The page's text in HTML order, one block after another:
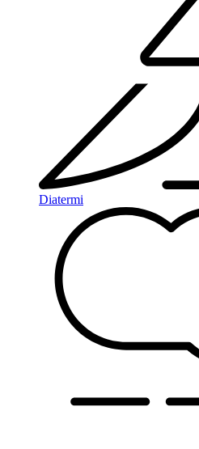
Diatermi